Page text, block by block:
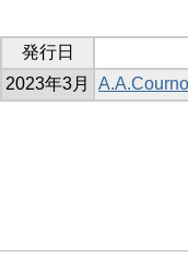
発行日
2023年3月